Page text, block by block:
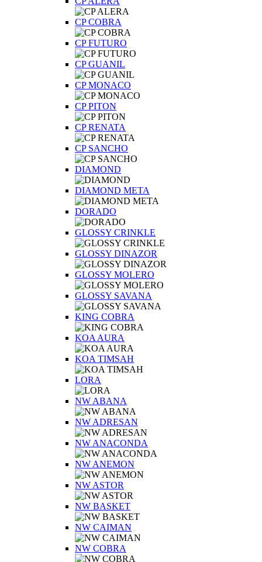
CP COBRA
CP FUTURO
CP GUANIL
CP MONACO
CP PITON
CP RENATA
CP SANCHO
DIAMOND
DIAMOND META
DORADO
GLOSSY CRINKLE
GLOSSY DINAZOR
GLOSSY MOLERO
GLOSSY SAVANA
KING COBRA
KOA AURA
KOA TIMSAH
LORA
NW ABANA
NW ADRESAN
NW ANACONDA
NW ANEMON
NW ASTOR
NW BASKET
NW CAIMAN
NW COBRA